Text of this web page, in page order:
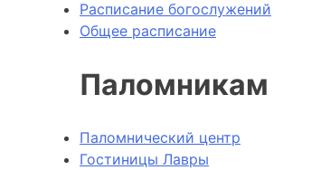
Расписание богослужений
Общее расписание
Паломникам
Паломнический центр
Гостиницы Лавры